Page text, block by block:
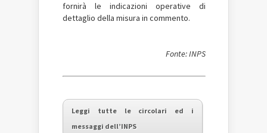
fornirà le indicazioni operative di
dettaglio della misura in commento.
Fonte: INPS
Leggi tutte le circolari ed i
messaggi dell’INPS